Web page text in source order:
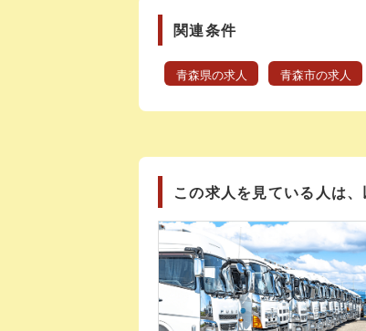
関連条件
青森県の求人 青森市の求人
この求人を見ている人は